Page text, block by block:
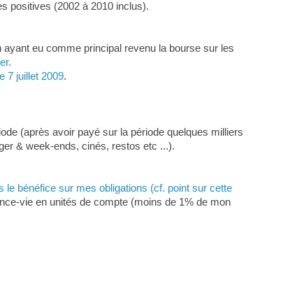
positives (2002 à 2010 inclus).
eu comme principal revenu la bourse sur les
7 juillet 2009.
(après avoir payé sur la période quelques milliers
& week-ends, cinés, restos etc ...).
le bénéfice sur mes obligations (cf. point sur cette
vie en unités de compte (moins de 1% de mon